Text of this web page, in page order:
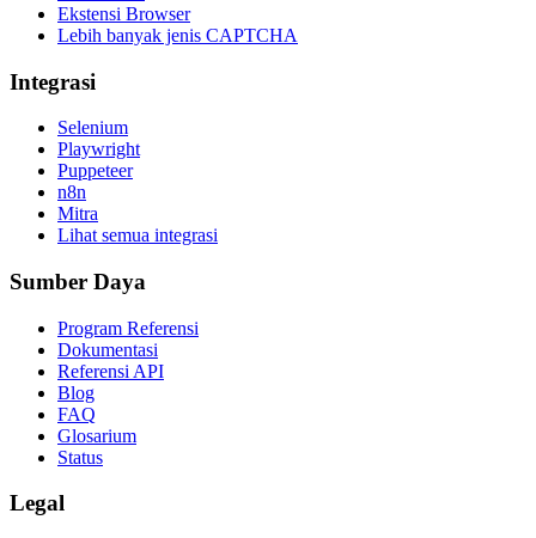
Ekstensi Browser
Lebih banyak jenis CAPTCHA
Integrasi
Selenium
Playwright
Puppeteer
n8n
Mitra
Lihat semua integrasi
Sumber Daya
Program Referensi
Dokumentasi
Referensi API
Blog
FAQ
Glosarium
Status
Legal